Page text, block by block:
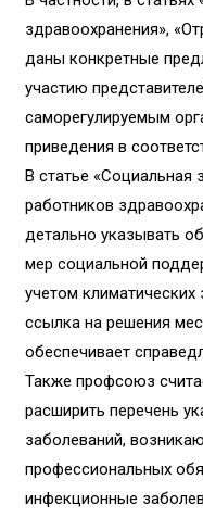
здравоохранения»,
даны конкретные
участию
саморегулируемым
приведения в
В статье
работников
детально указывать
мер социальной
учетом
ссылка на решения
обеспечивает
Также профсоюз
расширить перечень
заболеваний,
профессиональных
инфекционные